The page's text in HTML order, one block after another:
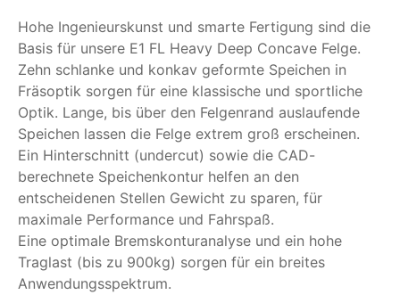
Hohe Ingenieurskunst und smarte Fertigung sind die
Basis für unsere E1 FL Heavy Deep Concave Felge.
Zehn schlanke und konkav geformte Speichen in
Fräsoptik sorgen für eine klassische und sportliche
Optik. Lange, bis über den Felgenrand auslaufende
Speichen lassen die Felge extrem groß erscheinen.
Ein Hinterschnitt (undercut) sowie die CAD-
berechnete Speichenkontur helfen an den
entscheidenen Stellen Gewicht zu sparen, für
maximale Performance und Fahrspaß.
Eine optimale Bremskonturanalyse und ein hohe
Traglast (bis zu 900kg) sorgen für ein breites
Anwendungsspektrum.